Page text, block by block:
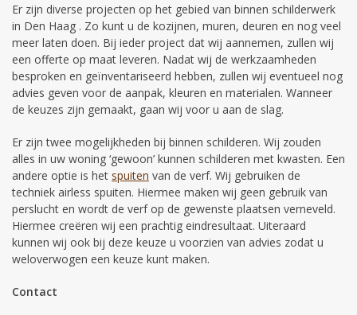
Er zijn diverse projecten op het gebied van binnen schilderwerk
in Den Haag . Zo kunt u de kozijnen, muren, deuren en nog veel
meer laten doen. Bij ieder project dat wij aannemen, zullen wij
een offerte op maat leveren. Nadat wij de werkzaamheden
besproken en geïnventariseerd hebben, zullen wij eventueel nog
advies geven voor de aanpak, kleuren en materialen. Wanneer
de keuzes zijn gemaakt, gaan wij voor u aan de slag.
Er zijn twee mogelijkheden bij binnen schilderen. Wij zouden
alles in uw woning ‘gewoon’ kunnen schilderen met kwasten. Een
andere optie is het spuiten van de verf. Wij gebruiken de
techniek airless spuiten. Hiermee maken wij geen gebruik van
perslucht en wordt de verf op de gewenste plaatsen verneveld.
Hiermee creëren wij een prachtig eindresultaat. Uiteraard
kunnen wij ook bij deze keuze u voorzien van advies zodat u
weloverwogen een keuze kunt maken.
Contact